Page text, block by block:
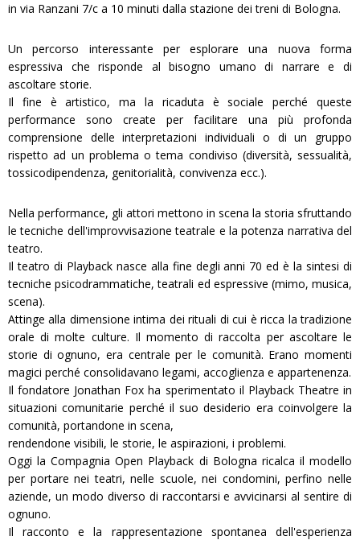
in via Ranzani 7/c a 10 minuti dalla stazione dei treni di Bologna.
Un percorso interessante per esplorare una nuova forma
espressiva che risponde al bisogno umano di narrare e di
ascoltare storie.
Il fine è artistico, ma la ricaduta è sociale perché queste
performance sono create per facilitare una più profonda
comprensione delle interpretazioni individuali o di un gruppo
rispetto ad un problema o tema condiviso (diversità, sessualità,
tossicodipendenza, genitorialità, convivenza ecc.).
Nella performance, gli attori mettono in scena la storia sfruttando
le tecniche dell'improvvisazione teatrale e la potenza narrativa del
teatro.
Il teatro di Playback nasce alla fine degli anni 70 ed è la sintesi di
tecniche psicodrammatiche, teatrali ed espressive (mimo, musica,
scena).
Attinge alla dimensione intima dei rituali di cui è ricca la tradizione
orale di molte culture. Il momento di raccolta per ascoltare le
storie di ognuno, era centrale per le comunità. Erano momenti
magici perché consolidavano legami, accoglienza e appartenenza.
Il fondatore Jonathan Fox ha sperimentato il Playback Theatre in
situazioni comunitarie perché il suo desiderio era coinvolgere la
comunità, portandone in scena,
rendendone visibili, le storie, le aspirazioni, i problemi.
Oggi la Compagnia Open Playback di Bologna ricalca il modello
per portare nei teatri, nelle scuole, nei condomini, perfino nelle
aziende, un modo diverso di raccontarsi e avvicinarsi al sentire di
ognuno.
Il racconto e la rappresentazione spontanea dell'esperienza